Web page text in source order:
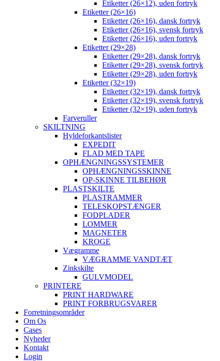
Etiketter (26×12), uden fortryk
Etiketter (26×16)
Etiketter (26×16), dansk fortryk
Etiketter (26×16), svensk fortryk
Etiketter (26×16), uden fortryk
Etiketter (29×28)
Etiketter (29×28), dansk fortryk
Etiketter (29×28), svensk fortryk
Etiketter (29×28), uden fortryk
Etiketter (32×19)
Etiketter (32×19), dansk fortryk
Etiketter (32×19), svensk fortryk
Etiketter (32×19), uden fortryk
Farveruller
SKILTNING
Hyldeforkantslister
EXPEDIT
FLAD MED TAPE
OPHÆNGNINGSSYSTEMER
OPHÆNGNINGSSKINNE
OP-SKINNE TILBEHØR
PLASTSKILTE
PLASTRAMMER
TELESKOPSTÆNGER
FODPLADER
LOMMER
MAGNETER
KROGE
Vægramme
VÆGRAMME VANDTÆT
Zinkskilte
GULVMODEL
PRINTERE
PRINT HARDWARE
PRINT FORBRUGSVARER
Forretningsområder
Om Os
Cases
Nyheder
Kontakt
Login